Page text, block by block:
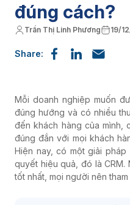
đúng cách?
Trần Thị Linh Phương 19/
Share:
Mỗi doanh nghiệp muốn
đúng hướng và có nhiều
đến khách hàng của mình,
đúng đắn với mọi khách
Hiện nay, có một giải
quyết hiệu quả, đó là
tốt nhất, mọi người nên